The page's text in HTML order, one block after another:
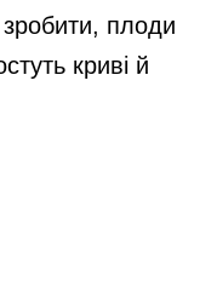
плоди
криві й